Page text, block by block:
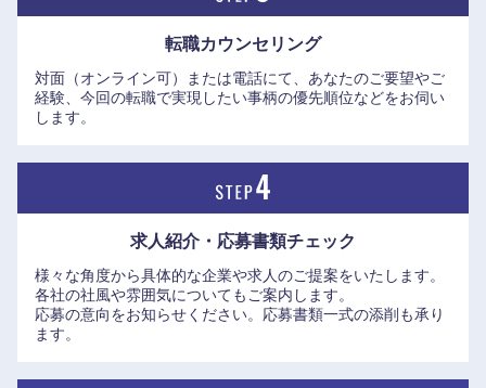
転職カウンセリング
対面（オンライン可）または電話にて、あなたのご要望やご
経験、今回の転職で実現したい事柄の優先順位などをお伺い
します。
求人紹介・応募書類チェック
様々な角度から具体的な企業や求人のご提案をいたします。
各社の社風や雰囲気についてもご案内します。
応募の意向をお知らせください。応募書類一式の添削も承り
ます。
愛知県 三重県